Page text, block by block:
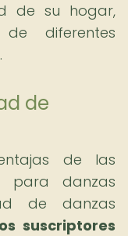
de su hogar,
diferentes
de
de las
para danzas
de danzas
suscriptores